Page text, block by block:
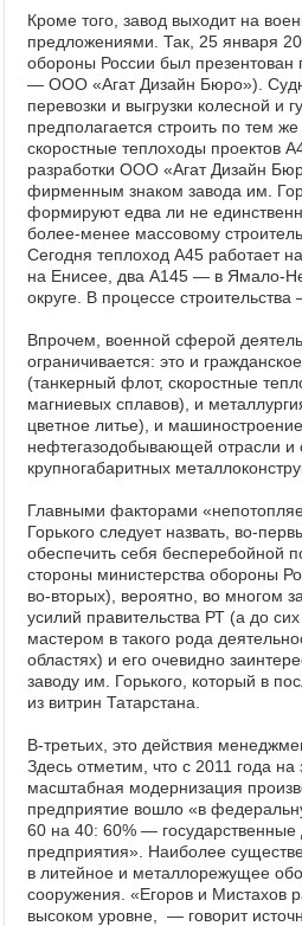
Кроме того, завод выходит на
предложениями. Так, 25 января
обороны России был презентован
— ООО «Агат Дизайн Бюро»).
перевозки и выгрузки колесной и
предполагается строить по тем
скоростные теплоходы проектов
разработки ООО «Агат Дизайн
фирменным знаком завода им.
формируют едва ли не
более-менее массовому
Сегодня теплоход А45 работает
на Енисее, два А145 — в Ямало-
округе. В процессе
Впрочем, военной сферой
ограничивается: это и
(танкерный флот, скоростные
магниевых сплавов), и
цветное литье), и
нефтегазодобывающей отрасли и
крупногабаритных
Главными факторами
Горького следует назвать, во-
обеспечить себя бесперебойной
стороны министерства обороны
во-вторых), вероятно, во многом
усилий правительства РТ (а до
мастером в такого рода
областях) и его очевидно
заводу им. Горького, который в
из витрин Татарстана.
В-третьих, это действия
Здесь отметим, что с 2011 года на
масштабная модернизация
предприятие вошло «в
60 на 40: 60% — государственные
предприятия». Наиболее
в литейное и металлорежущее
сооружения. «Егоров и Мистахов
высоком уровне, — говорит